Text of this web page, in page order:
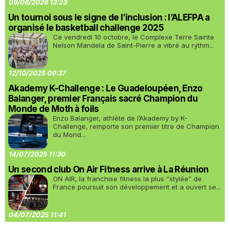
09/06/2026 13:23
Un tournoi sous le signe de l’inclusion : l’ALEFPA a
organisé le basketball challenge 2025
Ce vendredi 10 octobre, le Complexe Terre Sainte
Nelson Mandela de Saint-Pierre a vibré au rythm...
12/10/2025 09:37
Akademy K-Challenge : Le Guadeloupéen, Enzo
Balanger, premier Français sacré Champion du
Monde de Moth à foils
Enzo Balanger, athlète de l’Akademy by K-
Challenge, remporte son premier titre de Champion
du Mond...
14/07/2025 11:30
Un second club On Air Fitness arrive à La Réunion
ON AIR, la franchise fitness la plus “stylée” de
France poursuit son développement et a ouvert se...
04/07/2025 11:41